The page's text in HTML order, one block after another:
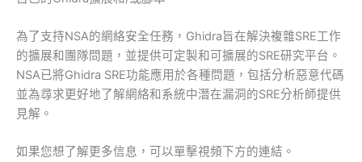
為了支持NSA的網絡安全任務，Ghidra旨在解決複雜SRE工作
的擴展和團隊問題，並提供可定製和可擴展的SRE研究平台。
NSA已將Ghidra SRE功能應用於各種問題，包括分析惡意代碼
並為尋求更好地了解網絡和系統中潛在漏洞的SRE分析師提供
見解。
如果您想了解更多信息，可以單擊視頻下方的連結。